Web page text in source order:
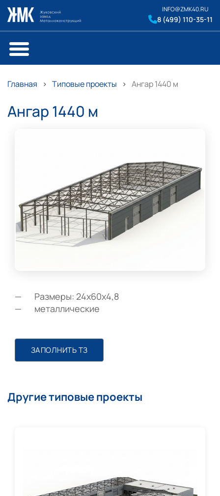
INFO@ZMK40.RU
8 (499) 110-35-11
Главная Типовые проекты Ангар 1440 м
Ангар 1440 м
Размеры: 24х60х4,8
металлические
ЗАПОЛНИТЬ ТЗ
Другие типовые проекты